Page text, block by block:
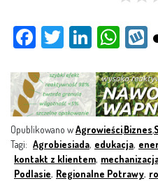
Fac
ok
Twit
Link
n
Wh
App
Opublikowano wAgrowieści,Biznes,
Tagi: Agrobiesiada, edukacja,
kontakt z klientem,
Podlasie, Regionalne Potrawy,